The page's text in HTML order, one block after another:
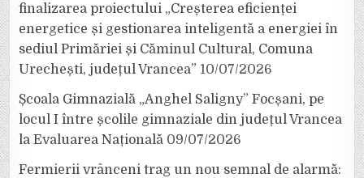
finalizarea proiectului „Creșterea eficienței
energetice și gestionarea inteligentă a energiei în
sediul Primăriei și Căminul Cultural, Comuna
Urechești, județul Vrancea” 10/07/2026
Școala Gimnazială „Anghel Saligny” Focșani, pe
locul I între școlile gimnaziale din județul Vrancea
la Evaluarea Națională 09/07/2026
Fermierii vrânceni trag un nou semnal de alarmă: